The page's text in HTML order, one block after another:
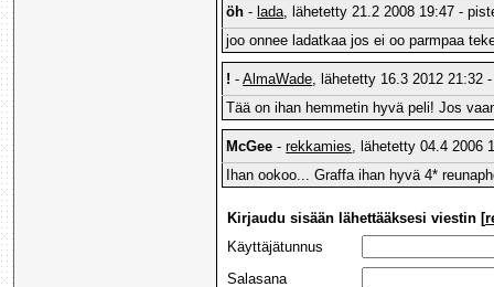
öh - lada, lähetetty 21.2 2008 19:47 -
joo onnee ladatkaa jos ei oo parmpaa
! -AlmaWade, lähetetty 16.3 2012 21:32
Tää on ihan hemmetin hyvä peli! Jos
McGee -rekkamies, lähetetty 04.4 2006
Ihan ookoo... Graffa ihan hyvä 4*
Kirjaudu sisään lähettääksesi viestin [
Käyttäjätunnus
Salasana